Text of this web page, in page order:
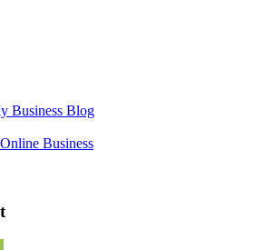
Business Blog
Business